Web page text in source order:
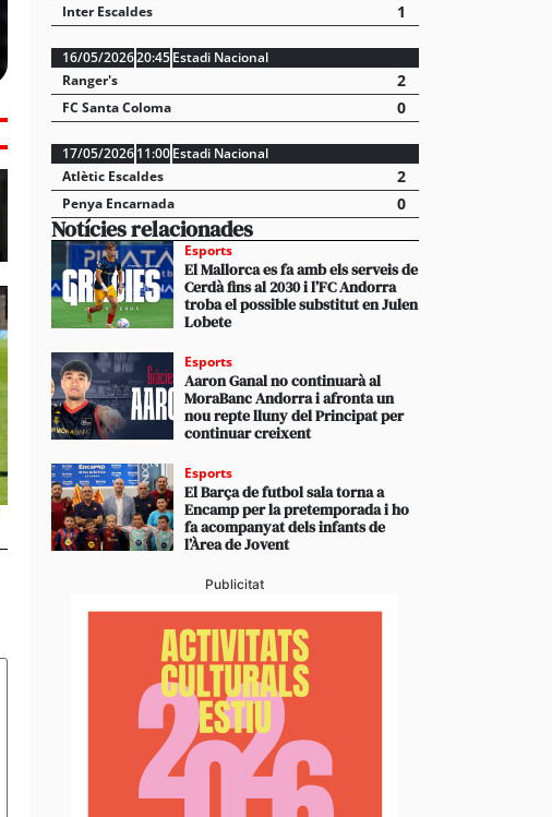
El cos d’ordre arresta dos turistes durant la nit de
dijous per agressió a les parelles
Inter Escaldes 1
16/05/202620:45 Estadi Nacional
Ranger's
2
FC Santa Coloma 0
17/05/2026 11:00 Estadi Nacional
Atlètic Escaldes
2
Penya Encarnada 0
Notícies relacionades
Esports
El Mallorca es fa amb els serveis de
Cerdà fins al 2030 i l’FC Andorra
troba el possible substitut en Julen
Lobete
Esports
Aaron Ganal no continuarà al
MoraBanc Andorra i afronta un
nou repte lluny del Principat per
continuar creixent
Esports
El Barça de futbol sala torna a
Encamp per la pretemporada i ho
fa acompanyat dels infants de
l’Àrea de Jovent
Publicitat